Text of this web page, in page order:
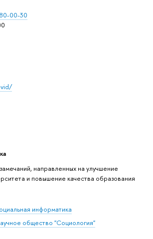
00-30
направленных на улучшение
и повышение качества образования
информатика
общество "Социология"